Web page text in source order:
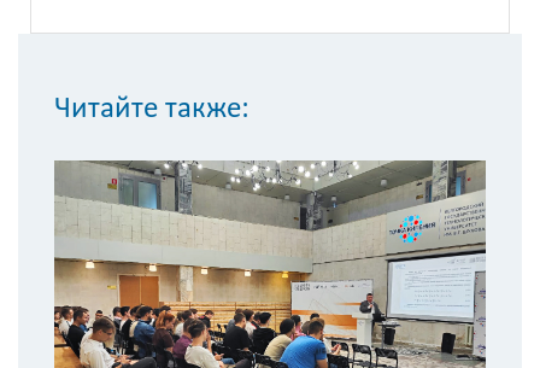
Читайте также: